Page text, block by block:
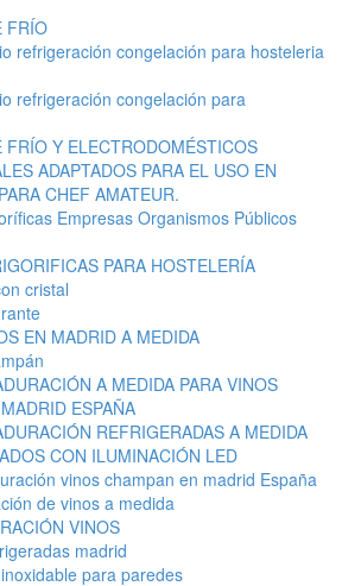
FRÍO
refrigeración congelación para hosteleria
refrigeración congelación para
FRÍO Y ELECTRODOMÉSTICOS
ADAPTADOS PARA EL USO EN
CHEF AMATEUR.
Empresas Organismos Públicos
PARA HOSTELERÍA
cristal
EN MADRID A MEDIDA
A MEDIDA PARA VINOS
ESPAÑA
REFRIGERADAS A MEDIDA
CON ILUMINACIÓN LED
vinos champan en madrid España
de vinos a medida
VINOS
madrid
para paredes